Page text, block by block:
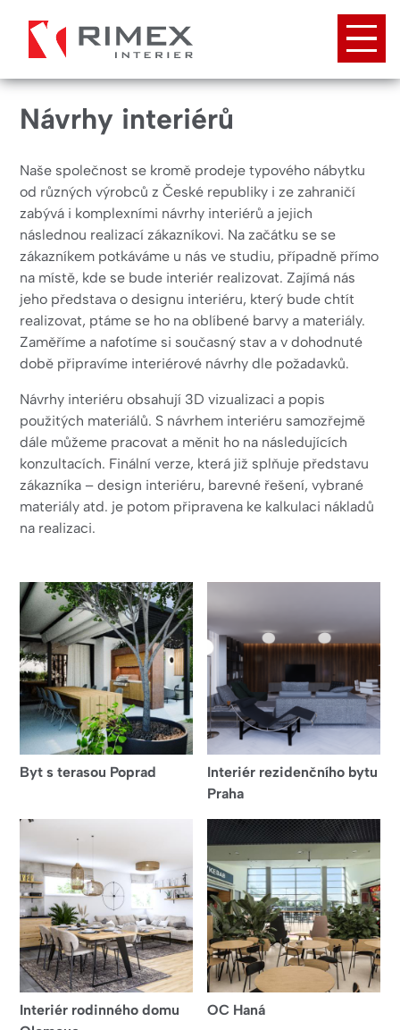
hlavnímu
obsahu
Návrhy interiérů
Naše společnost se kromě prodeje typového nábytku
od různých výrobců z České republiky i ze zahraničí
zabývá i komplexními návrhy interiérů a jejich
následnou realizací zákazníkovi. Na začátku se se
zákazníkem potkáváme u nás ve studiu, případně přímo
na místě, kde se bude interiér realizovat. Zajímá nás
jeho představa o designu interiéru, který bude chtít
realizovat, ptáme se ho na oblíbené barvy a materiály.
Zaměříme a nafotíme si současný stav a v dohodnuté
době připravíme interiérové návrhy dle požadavků.
Návrhy interiéru obsahují 3D vizualizaci a popis
použitých materiálů. S návrhem interiéru samozřejmě
dále můžeme pracovat a měnit ho na následujících
konzultacích. Finální verze, která již splňuje představu
zákazníka – design interiéru, barevné řešení, vybrané
materiály atd. je potom připravena ke kalkulaci nákladů
na realizaci.
Byt s terasou Poprad
Interiér rezidenčního bytu
Praha
Interiér rodinného domu
OC Haná